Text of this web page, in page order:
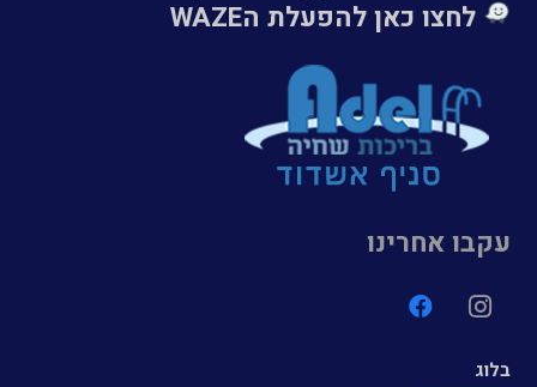
לחצו כאן להפעלת הWAZE
עקבו אחרינו
בלוג